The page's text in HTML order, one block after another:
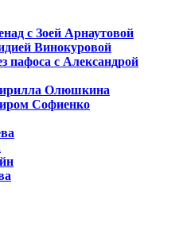
с Зоей Арнаутовой
Винокуровой
пафоса с Александрой
Олюшкина
Софиенко